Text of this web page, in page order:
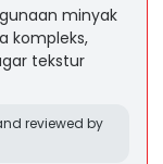
minyak
kompleks,
tekstur
reviewed by